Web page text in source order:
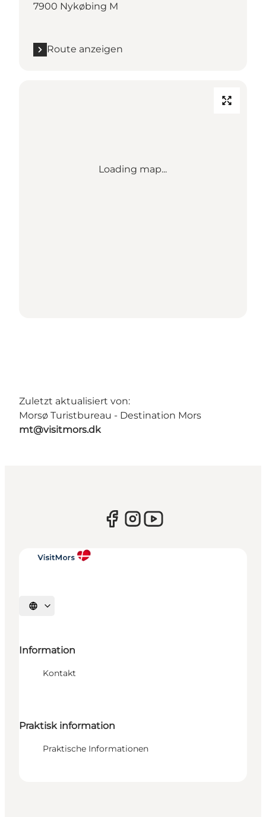
7900 Nykøbing M
Route anzeigen
Loading map...
Zuletzt aktualisiert von:
Morsø Turistbureau - Destination Mors
mt@visitmors.dk
Sprache auswählen
Information
Kontakt
Praktisk information
Praktische Informationen